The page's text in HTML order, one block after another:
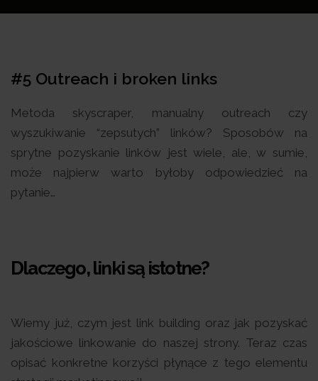
#5 Outreach i broken links
Metoda skyscraper, manualny outreach czy
wyszukiwanie “zepsutych” linków? Sposobów na
sprytne pozyskanie linków jest wiele, ale, w sumie,
może najpierw warto byłoby odpowiedzieć na
pytanie…
Dlaczego, linki są istotne?
Wiemy już, czym jest link building oraz jak pozyskać
jakościowe linkowanie do naszej strony. Teraz czas
opisać konkretne korzyści płynące z tego elementu